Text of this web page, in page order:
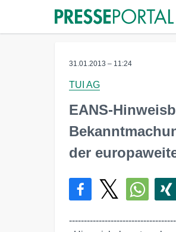
31.01.2013 – 11:24
TUI AG
EANS-
der